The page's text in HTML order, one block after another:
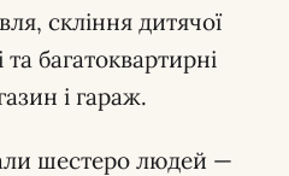
скління дитячої
та багатоквартирні
і гараж.
шестеро людей —